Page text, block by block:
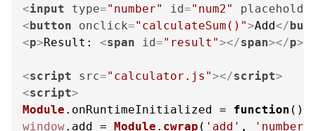
<input type="number" id="num2"
<button onclick="calculateSum()">Add</
<p>Result: <span id="result"></span></p>
<script src="calculator.js"></script>
<script>
Module . onRuntimeInitialized = function (
window. add = Module . cwrap ( 'add' , 'number'